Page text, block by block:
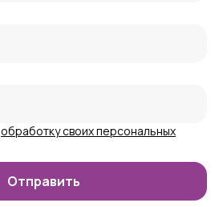
обработку своих персональных